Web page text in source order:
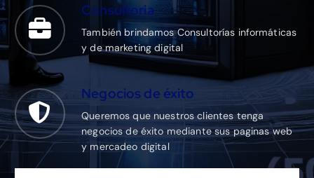
Consultoria
También brindamos Consultorías informáticas
y de marketing digital
Negocios de éxito
Queremos que nuestros clientes tenga
negocios de éxito mediante sus paginas web
y mercadeo digital